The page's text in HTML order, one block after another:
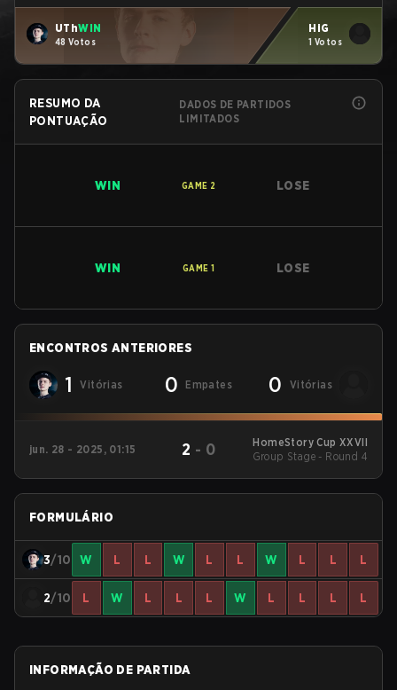
UThWIN
48 Votos
HiG
1 Votos
RESUMO DA
PONTUAÇÃO
DADOS DE PARTIDOS
LIMITADOS
WIN GAME 2 LOSE
WIN GAME 1 LOSE
ENCONTROS ANTERIORES
1 Vitórias 0 Empates 0 Vitórias
jun. 28 - 2025, 01:15 2 - 0
HomeStory Cup XXVII
Group Stage - Round 4
FORMULÁRIO
3/10 W L L W L L W L L L
2/10 L W L L L W L L L L
INFORMAÇÃO DE PARTIDA